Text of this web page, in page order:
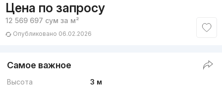
Цена по запросу
12 569 697 сум за м²
Опубликовано 06.02.2026
Самое важное
Высота
3 м